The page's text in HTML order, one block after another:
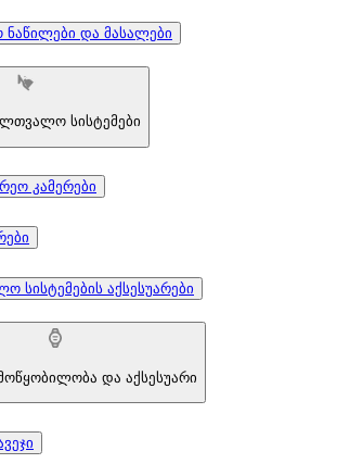
და მასალები
სისტემები
კამერები
სისტემების აქსესუარები
და აქსესუარი